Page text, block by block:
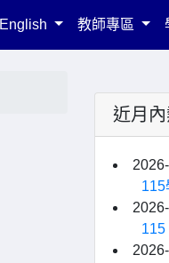
English 教師專區
近月
115
115